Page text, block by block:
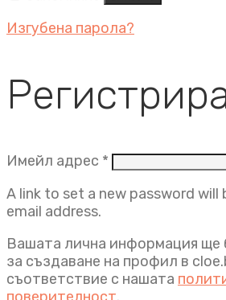
Изгубена парола?
Имейл адрес * Задължително
A link to set a new password will
email address.
Вашата лична информация ще
за създаване на профил в
съответствие с нашата